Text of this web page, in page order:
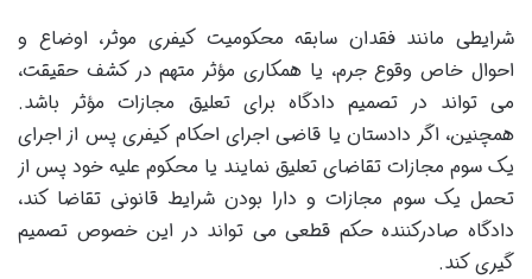
شرایطی مانند فقدان سابقه محکومیت کیفری موثر، اوضاع و
احوال خاص وقوع جرم، یا همکاری مؤثر متهم در کشف حقیقت،
می تواند در تصمیم دادگاه برای تعلیق مجازات مؤثر باشد.
همچنین، اگر دادستان یا قاضی اجرای احکام کیفری پس از اجرای
یک سوم مجازات تقاضای تعلیق نمایند یا محکوم علیه خود پس از
تحمل یک سوم مجازات و دارا بودن شرایط قانونی تقاضا کند،
دادگاه صادرکننده حکم قطعی می تواند در این خصوص تصمیم
گیری کند.